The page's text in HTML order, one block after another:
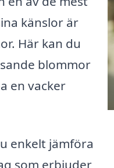
känslor är
Här kan du
blommor
en vacker
enkelt jämföra